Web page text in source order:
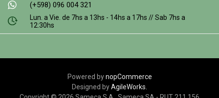
(+598) 096 004 321
Lun. a Vie. de 7hs a 13hs - 14hs a 17hs // Sab 7hs a
12:30hs
Powered bynopCommerce
Designed byAgileWorks.